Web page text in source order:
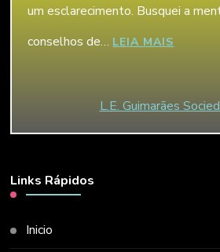
um esclarecimento. Busquei a
conselhos de… LEIA MAIS
L.E. Guimarães
Links Rápidos
Inicio